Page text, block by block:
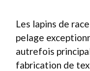
Les lapins de
pelage
autrefois
fabrication de